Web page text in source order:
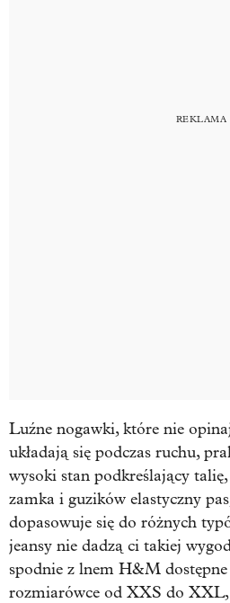
Luźne nogawki, które nie
układają się podczas ruchu,
wysoki stan podkreślający
zamka i guzików elastyczny
dopasowuje się do różnych
jeansy nie dadzą ci takiej
spodnie z lnem H&M
rozmiarówce od XXS do XXL,